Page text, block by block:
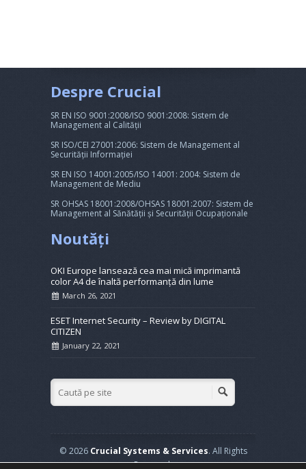
Despre Crucial
SR EN ISO 9001:2008/ISO 9001:2008: Sistem de
Management al Calității
SR ISO/CEI 27001:2006: Sistem de Management al
Securității Informației
SR EN ISO 14001:2005/ISO 14001: 2004: Sistem de
Management de Mediu
SR OHSAS 18001:2008/OHSAS 18001:2007: Sistem de
Management al Sănătății și Securității Ocupaționale
Noutăți
OKI Europe lansează cea mai mică imprimantă
color A4 de înaltă performanță din lume
March 26, 2021
ESET Internet Security – Review by DIGITAL
CITIZEN
January 22, 2021
© 2026 Crucial Systems & Services. All Rights
Reserved.